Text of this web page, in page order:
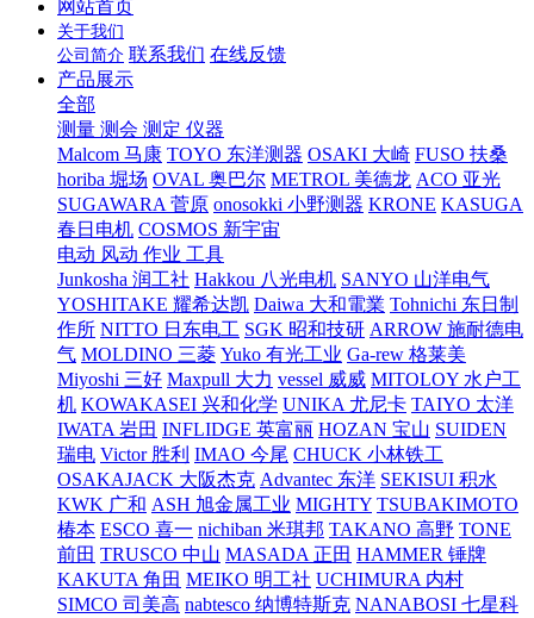
网站首页
关于我们
公司简介 联系我们 在线反馈
产品展示
全部
测量 测会 测定 仪器
Malcom 马康 TOYO 东洋测器 OSAKI 大崎 FUSO 扶桑
horiba 堀场 OVAL 奥巴尔 METROL 美德龙 ACO 亚光
SUGAWARA 菅原 onosokki 小野测器 KRONE KASUGA
春日电机 COSMOS 新宇宙
电动 风动 作业 工具
Junkosha 润工社 Hakkou 八光电机 SANYO 山洋电气
YOSHITAKE 耀希达凯 Daiwa 大和電業 Tohnichi 东日制
作所 NITTO 日东电工 SGK 昭和技研 ARROW 施耐德电
气 MOLDINO 三菱 Yuko 有光工业 Ga-rew 格莱美
Miyoshi 三好 Maxpull 大力 vessel 威威 MITOLOY 水户工
机 KOWAKASEI 兴和化学 UNIKA 尤尼卡 TAIYO 太洋
IWATA 岩田 INFLIDGE 英富丽 HOZAN 宝山 SUIDEN
瑞电 Victor 胜利 IMAO 今尾 CHUCK 小林铁工
OSAKAJACK 大阪杰克 Advantec 东洋 SEKISUI 积水
KWK 广和 ASH 旭金属工业 MIGHTY TSUBAKIMOTO
椿本 ESCO 喜一 nichiban 米琪邦 TAKANO 高野 TONE
前田 TRUSCO 中山 MASADA 正田 HAMMER 锤牌
KAKUTA 角田 MEIKO 明工社 UCHIMURA 内村
SIMCO 司美高 nabtesco 纳博特斯克 NANABOSI 七星科